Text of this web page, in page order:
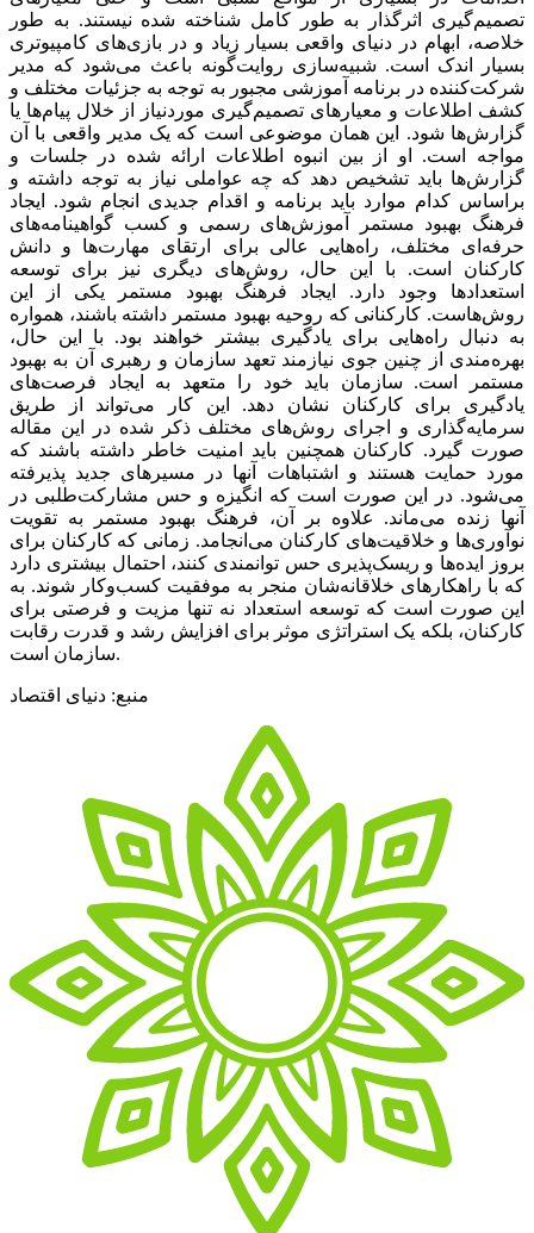
تصمیم‌‌‌گیری اثرگذار به طور کامل شناخته شده نیستند. به طور
خلاصه، ابهام در دنیای واقعی بسیار زیاد و در بازی‌‌‌های کامپیوتری
بسیار اندک است. شبیه‌‌‌سازی روایت‌‌‌گونه باعث می‌شود که مدیر
شرکت‌‌‌کننده در برنامه آموزشی مجبور به توجه به جزئیات مختلف و
کشف اطلاعات و معیارهای تصمیم‌‌‌گیری موردنیاز از خلال پیام‌‌‌ها یا
گزارش‌‌‌ها شود. این همان موضوعی است که یک مدیر واقعی با آن
مواجه است. او از بین انبوه اطلاعات ارائه شده در جلسات و
گزارش‌‌‌ها باید تشخیص دهد که چه عواملی نیاز به توجه داشته و
براساس کدام موارد باید برنامه و اقدام جدیدی انجام شود. ایجاد
فرهنگ بهبود مستمر آموزش‌‌‌های رسمی و کسب گواهینامه‌‌‌های
حرفه‌‌‌ای مختلف، راه‌‌‌هایی عالی برای ارتقای مهارت‌‌‌ها و دانش
کارکنان است. با این حال، روش‌‌‌های دیگری نیز برای توسعه
استعدادها وجود دارد. ایجاد فرهنگ بهبود مستمر یکی از این
روش‌‌‌هاست. کارکنانی که روحیه بهبود مستمر داشته باشند، همواره
به دنبال راه‌‌‌هایی برای یادگیری بیشتر خواهند بود. با این حال،
بهره‌‌‌مندی از چنین جوی نیازمند تعهد سازمان و رهبری آن به بهبود
مستمر است. سازمان باید خود را متعهد به ایجاد فرصت‌‌‌های
یادگیری برای کارکنان نشان دهد. این کار می‌‌‌تواند از طریق
سرمایه‌‌‌گذاری و اجرای روش‌‌‌های مختلف ذکر شده در این مقاله
صورت گیرد. کارکنان همچنین باید امنیت خاطر داشته باشند که
مورد حمایت هستند و اشتباهات آنها در مسیرهای جدید پذیرفته
می‌شود. در این صورت است که انگیزه و حس مشارکت‌‌‌طلبی در
آنها زنده می‌‌‌ماند. علاوه بر آن، فرهنگ بهبود مستمر به تقویت
نوآوری‌‌‌ها و خلاقیت‌‌‌های کارکنان می‌‌‌انجامد. زمانی که کارکنان برای
بروز ایده‌‌‌ها و ریسک‌‌‌پذیری حس توانمندی کنند، احتمال بیشتری دارد
که با راهکارهای خلاقانه‌‌‌شان منجر به موفقیت کسب‌و‌کار شوند. به
این صورت است که توسعه استعداد نه تنها مزیت و فرصتی برای
کارکنان، بلکه یک استراتژی موثر برای افزایش رشد و قدرت رقابت
سازمان است.
منبع: دنیای اقتصاد